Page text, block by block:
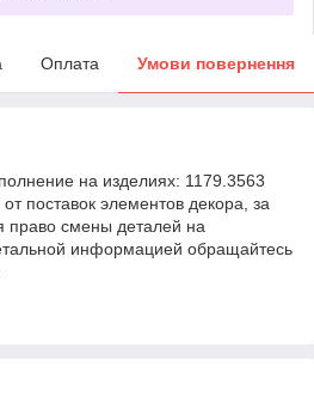
Оплата Умови повернення
на изделиях: 1179.3563
поставок элементов декора, за
право смены деталей на
информацией обращайтесь